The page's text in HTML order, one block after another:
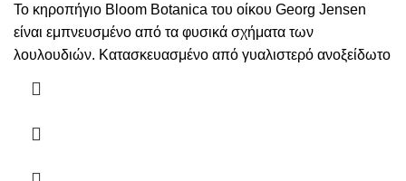
range:
€229.00
through
Το κηροπήγιο Bloom Botanica του οίκου Georg Jensen
είναι εμπνευσμένο από τα φυσικά σχήματα των
λουλουδιών. Κατασκευασμένο από γυαλιστερό ανοξείδωτο